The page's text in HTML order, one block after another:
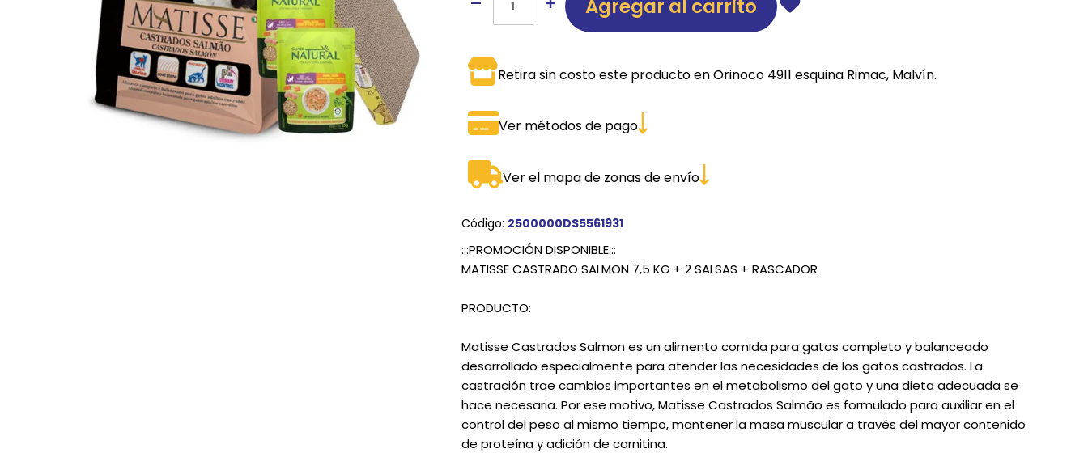
JUGUETES
COMEDEROS Y BEBEDEROS
ROPA
TRANSPORTADORAS
CAMAS
THREE CATS
Agregar al carrito
Retira sin costo este producto en Orinoco 4911 esquina Rimac, Malvín.
Ver métodos de pago
Ver el mapa de zonas de envío
Código: 2500000DS5561931
:::PROMOCIÓN DISPONIBLE:::
MATISSE CASTRADO SALMON 7,5 KG + 2 SALSAS + RASCADOR
PRODUCTO:
Matisse Castrados Salmon es un alimento comida para gatos completo y balanceado
desarrollado especialmente para atender las necesidades de los gatos castrados. La
castración trae cambios importantes en el metabolismo del gato y una dieta adecuada se
hace necesaria. Por ese motivo, Matisse Castrados Salmão es formulado para auxiliar en el
control del peso al mismo tiempo, mantener la masa muscular a través del mayor contenido
de proteína y adición de carnitina.